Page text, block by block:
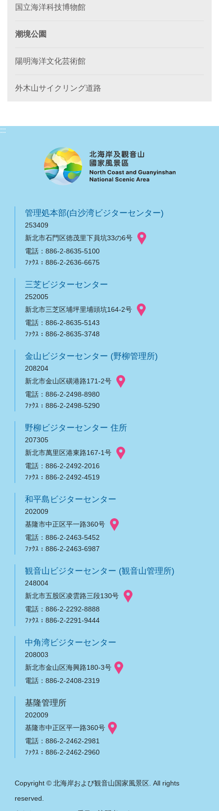
国立海洋科技博物館
潮境公園
陽明海洋文化芸術館
外木山サイクリング道路
:::
管理処本部(白沙湾ビジターセンター)
253409
新北市石門区徳茂里下員坑33の6号
電話：886-2-8635-5100
ﾌｧｸｽ：886-2-2636-6675
三芝ビジターセンター
252005
新北市三芝区埔坪里埔頭坑164-2号
電話：886-2-8635-5143
ﾌｧｸｽ：886-2-8635-3748
金山ビジターセンター (野柳管理所)
208204
新北市金山区磺港路171-2号
電話：886-2-2498-8980
ﾌｧｸｽ：886-2-2498-5290
野柳ビジターセンター 住所
207305
新北市萬里区港東路167-1号
電話：886-2-2492-2016
ﾌｧｸｽ：886-2-2492-4519
和平島ビジターセンター
202009
基隆市中正区平一路360号
電話：886-2-2463-5452
ﾌｧｸｽ：886-2-2463-6987
観音山ビジターセンター (観音山管理所)
248004
新北市五股区凌雲路三段130号
電話：886-2-2292-8888
ﾌｧｸｽ：886-2-2291-9444
中角湾ビジターセンター
208003
新北市金山区海興路180-3号
電話：886-2-2408-2319
基隆管理所
202009
基隆市中正区平一路360号
電話：886-2-2462-2981
ﾌｧｸｽ：886-2-2462-2960
Copyright © 北海岸および観音山国家風景区. All rights
reserved.